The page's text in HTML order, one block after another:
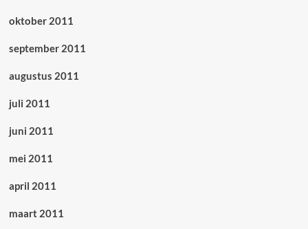
oktober 2011
september 2011
augustus 2011
juli 2011
juni 2011
mei 2011
april 2011
maart 2011